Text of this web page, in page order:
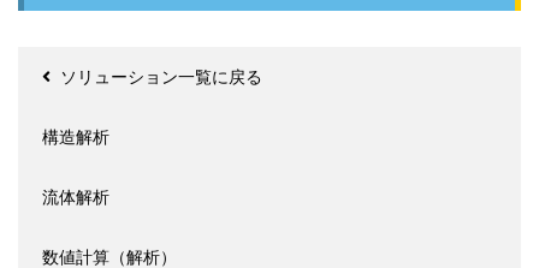
ソリューション一覧に戻る
構造解析
流体解析
数値計算（解析）